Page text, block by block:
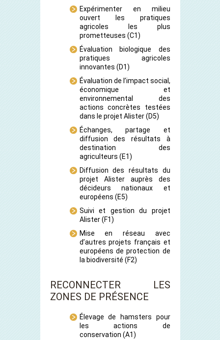
Expérimenter en milieu
ouvert les pratiques
agricoles les plus
prometteuses (C1)
Évaluation biologique des
pratiques agricoles
innovantes (D1)
Évaluation de l’impact social,
économique et
environnemental des
actions concrètes testées
dans le projet Alister(D5)
Échanges, partage et
diffusion des résultats à
destination des
agriculteurs (E1)
Diffusion des résultats du
projet Alister auprès des
décideurs nationaux et
européens (E5)
Suivi et gestion du projet
Alister(F1)
Mise en réseau avec
d’autres projets français et
européens de protection de
la biodiversité (F2)
RECONNECTER LES
ZONES DE PRÉSENCE
Élevage de hamsters pour
les actions de
conservation (A1)